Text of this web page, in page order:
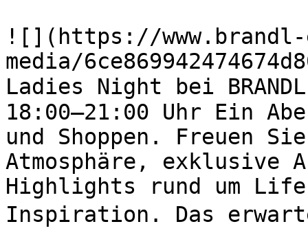
![](https://
media/
Ladies Night bei
18:00–21:00 Uhr Ein
und Shoppen. Freuen
Atmosphäre, exklusive
Highlights rund um
Inspiration. Das